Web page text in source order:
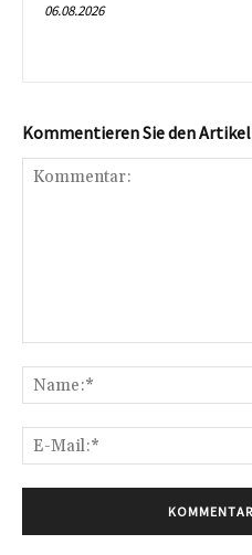
06.08.2026
Kommentieren Sie den Artikel